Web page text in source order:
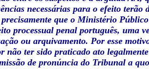
necessárias para o efeito
que o Ministério
processual penal português, uma
ou arquivamento. Por esse
não ter sido praticado ato
de pronúncia do Tribunal a